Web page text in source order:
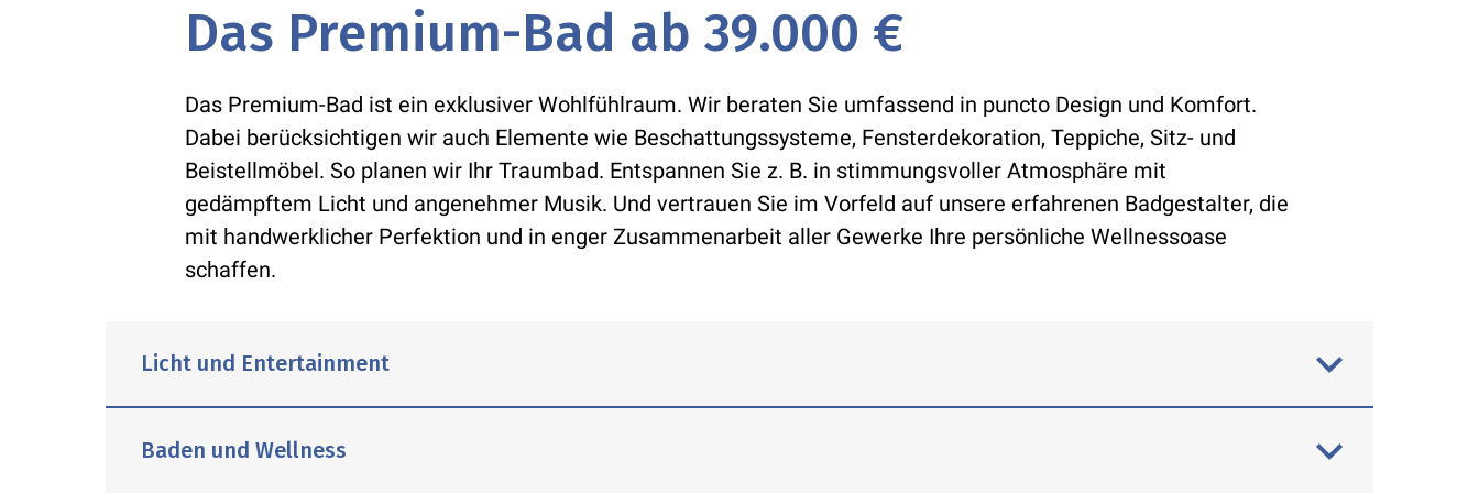
Spachtel-, Wisch- oder Glättetechnik.
Sonnenschutz oder stilvollen Badematten aus. Auch auf
Einbauradios, Lautsprecher, Docking-Stations fürs Tablet und vieles andere
mehr. Hinzu kommen Elektro- und Lichtinstallationen. Dazu verlegen wir
Steckdosen, Schalter sowie die Verkabelung für die Audiotechnik.
Das Premium-Bad ab 39.000 €
Das Premium-Bad ist ein exklusiver Wohlfühlraum. Wir beraten Sie umfassend in puncto Design und Komfort.
Dabei berücksichtigen wir auch Elemente wie Beschattungssysteme, Fensterdekoration, Teppiche, Sitz- und
Beistellmöbel. So planen wir Ihr Traumbad. Entspannen Sie z. B. in stimmungsvoller Atmosphäre mit
gedämpftem Licht und angenehmer Musik. Und vertrauen Sie im Vorfeld auf unsere erfahrenen Badgestalter, die
mit handwerklicher Perfektion und in enger Zusammenarbeit aller Gewerke Ihre persönliche Wellnessoase
schaffen.
Licht und Entertainment
Baden und Wellness